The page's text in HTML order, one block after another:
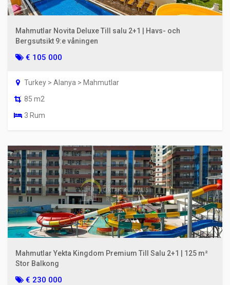
Mahmutlar Novita Deluxe Till salu 2+1 | Havs- och
Bergsutsikt 9:e våningen
€ 105 000
Turkey > Alanya > Mahmutlar
85 m2
3 Rum
Mahmutlar Yekta Kingdom Premium Till Salu 2+1 | 125 m²
Stor Balkong
€ 230 000